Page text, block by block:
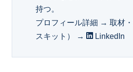
持つ。
プロフィール詳細 → 取材
スキット） →
LinkedIn